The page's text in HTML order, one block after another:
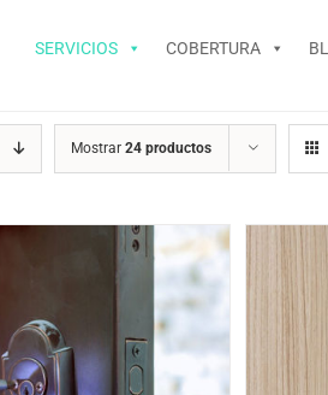
SERVICIOS COBERTURA
Mostrar 24 productos